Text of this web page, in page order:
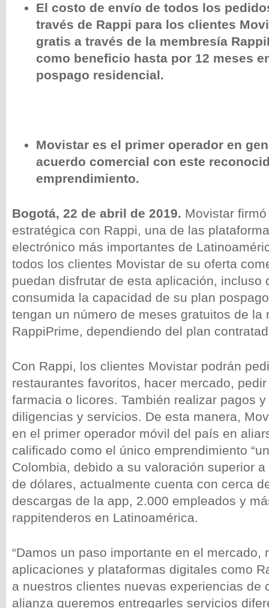
El costo de envío de todos los
través de Rappi para los clientes
gratis a través de la membresía
como beneficio hasta por 12 meses
pospago residencial.
Movistar es el primer operador en
acuerdo comercial con este
emprendimiento.
Bogotá, 22 de abril de 2019. Movistar
estratégica con Rappi, una de las
electrónico más importantes de
todos los clientes Movistar de su oferta
puedan disfrutar de esta aplicación, incluso
consumida la capacidad de su plan
tengan un número de meses gratuitos de la
RappiPrime, dependiendo del plan
Con Rappi, los clientes Movistar podrán
restaurantes favoritos, hacer mercado,
farmacia o licores. También realizar pagos
diligencias y servicios. De esta manera,
en el primer operador móvil del país en
calificado como el único emprendimiento
Colombia, debido a su valoración superior
de dólares, actualmente cuenta con cerca
descargas de la app, 2.000 empleados y
rappitenderos en Latinoamérica.
“Damos un paso importante en el mercado,
aplicaciones y plataformas digitales como
a nuestros clientes nuevas experiencias de
alianza queremos entregarles servicios
wp-